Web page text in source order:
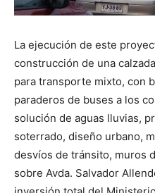
La ejecución de este
construcción de una
para transporte mixto, con
paraderos de buses a los
solución de aguas lluvias,
soterrado, diseño urbano,
desvíos de tránsito, muros
sobre Avda. Salvador